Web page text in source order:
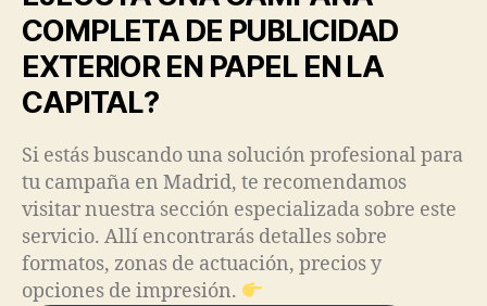
COMPLETA DE PUBLICIDAD
EXTERIOR EN PAPEL EN LA
CAPITAL?
Si estás buscando una solución profesional para
tu campaña en Madrid, te recomendamos
visitar nuestra sección especializada sobre este
servicio. Allí encontrarás detalles sobre
formatos, zonas de actuación, precios y
opciones de impresión.